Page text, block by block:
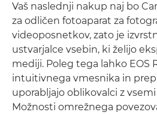
Vaš naslednji nakup naj bo
za odličen fotoaparat za
videoposnetkov, zato je
ustvarjalce vsebin, ki želijo
mediji. Poleg tega lahko EOS
intuitivnega vmesnika in
uporabljajo oblikovalci z
Možnosti omrežnega